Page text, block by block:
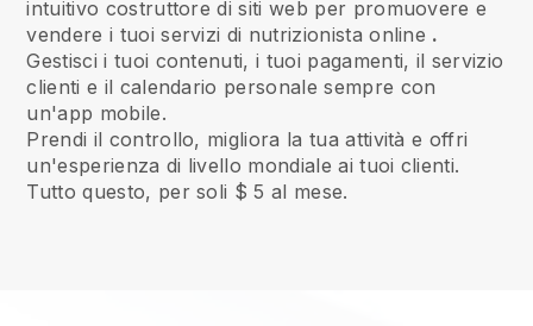
intuitivo costruttore di siti web per promuovere e
vendere i tuoi servizi di nutrizionista online .
Gestisci i tuoi contenuti, i tuoi pagamenti, il servizio
clienti e il calendario personale sempre con
un'app mobile.
Prendi il controllo, migliora la tua attività e offri
un'esperienza di livello mondiale ai tuoi clienti.
Tutto questo, per soli $ 5 al mese.